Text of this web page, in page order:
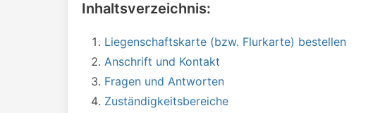
Inhaltsverzeichnis:
Liegenschaftskarte (bzw. Flurkarte) bestellen
Anschrift und Kontakt
Fragen und Antworten
Zuständigkeitsbereiche